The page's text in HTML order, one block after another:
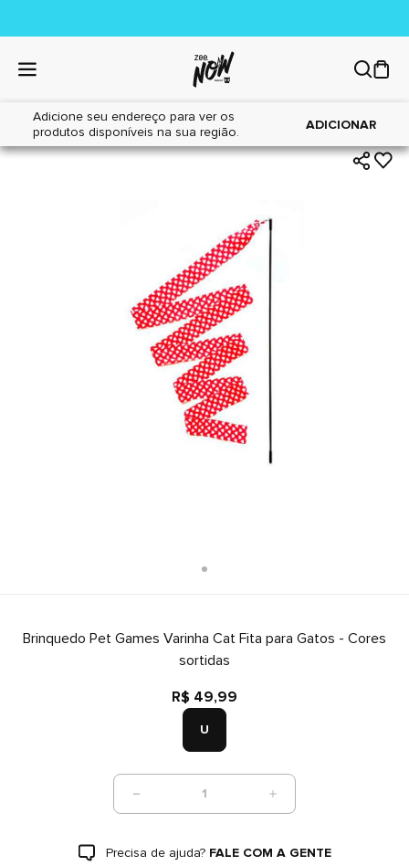
Adicione seu endereço para ver os
produtos disponíveis na sua região.
ADICIONAR
Home|Gatos|Brinquedos
Brinquedo Pet Games Varinha Cat Fita para Gatos - Cores
sortidas
R$ 49,99
U
1
Precisa de ajuda? FALE COM A GENTE